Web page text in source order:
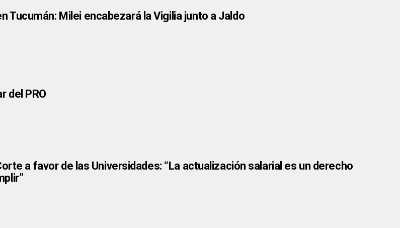
Tucumán: Milei encabezará la Vigilia junto a Jaldo
del PRO
a favor de las Universidades: “La actualización salarial es un derecho